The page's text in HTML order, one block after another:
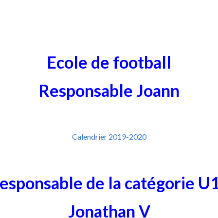
Ecole de football
Responsable Joann
Calendrier 2019-2020
esponsable de la catégorie
Jonathan V